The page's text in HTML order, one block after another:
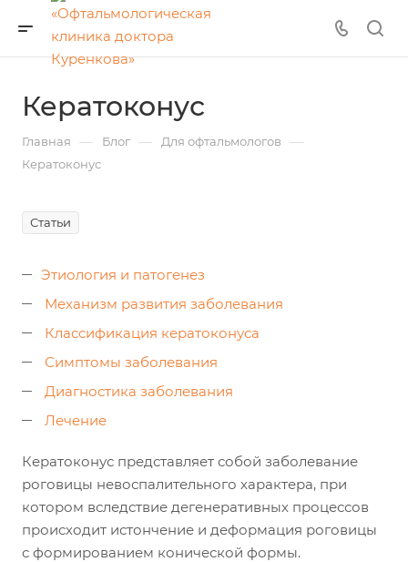
Кератоконус
Главная — Блог — Для офтальмологов —
Кератоконус
Статьи
Этиология и патогенез
Механизм развития заболевания
Классификация кератоконуса
Симптомы заболевания
Диагностика заболевания
Лечение
Кератоконус представляет собой заболевание
роговицы невоспалительного характера, при
котором вследствие дегенеративных процессов
происходит истончение и деформация роговицы
с формированием конической формы.